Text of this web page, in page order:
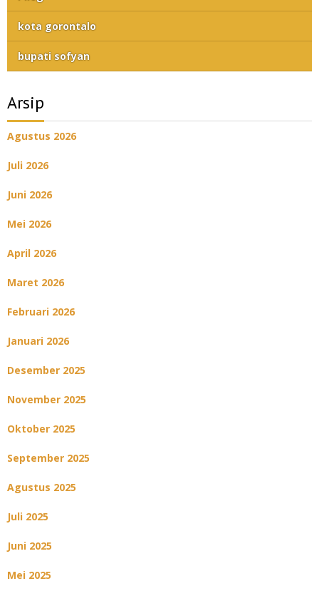
kota gorontalo
bupati sofyan
Arsip
Agustus 2026
Juli 2026
Juni 2026
Mei 2026
April 2026
Maret 2026
Februari 2026
Januari 2026
Desember 2025
November 2025
Oktober 2025
September 2025
Agustus 2025
Juli 2025
Juni 2025
Mei 2025